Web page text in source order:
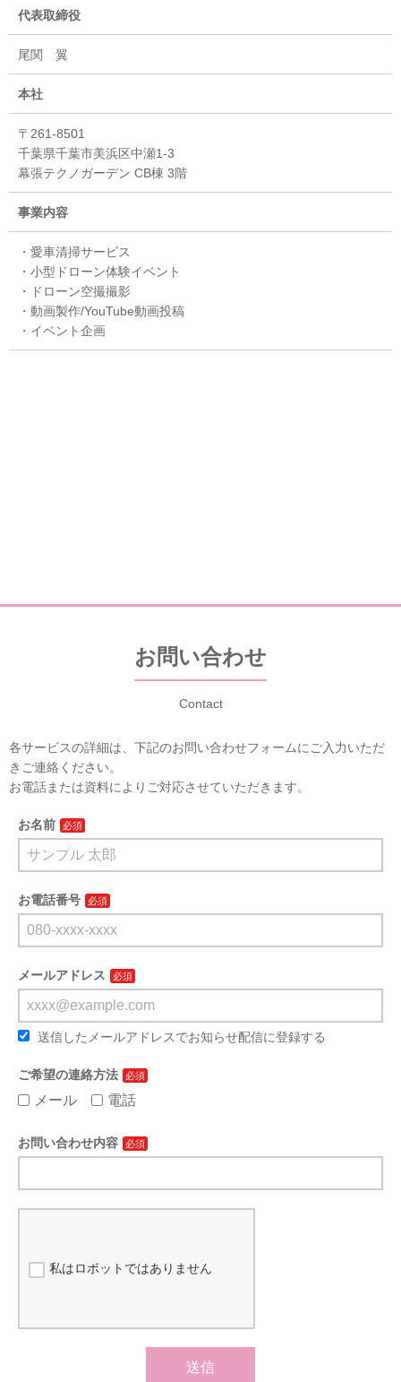
代表取締役
尾関 翼
本社
〒261-8501
千葉県千葉市美浜区中瀬1-3
幕張テクノガーデン CB棟 3階
事業内容
・愛車清掃サービス
・小型ドローン体験イベント
・ドローン空撮撮影
・動画製作/YouTube動画投稿
・イベント企画
お問い合わせ
Contact
各サービスの詳細は、下記のお問い合わせフォームにご入力いただ
きご連絡ください。
お電話または資料によりご対応させていただきます。
お名前
お電話番号
メールアドレス
送信したメールアドレスでお知らせ配信に登録する
ご希望の連絡方法
メール 電話
お問い合わせ内容
私はロボットではありません
送信